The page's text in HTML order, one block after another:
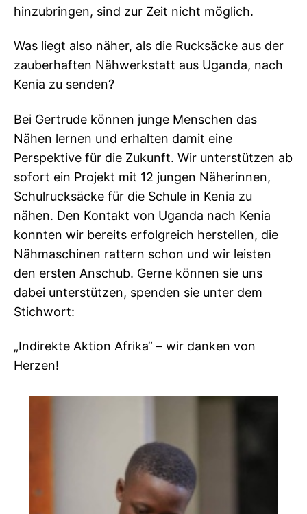
hinzubringen, sind zur Zeit nicht möglich.
Was liegt also näher, als die Rucksäcke aus der
zauberhaften Nähwerkstatt aus Uganda, nach
Kenia zu senden?
Bei Gertrude können junge Menschen das
Nähen lernen und erhalten damit eine
Perspektive für die Zukunft. Wir unterstützen ab
sofort ein Projekt mit 12 jungen Näherinnen,
Schulrucksäcke für die Schule in Kenia zu
nähen. Den Kontakt von Uganda nach Kenia
konnten wir bereits erfolgreich herstellen, die
Nähmaschinen rattern schon und wir leisten
den ersten Anschub. Gerne können sie uns
dabei unterstützen, spenden sie unter dem
Stichwort:
„Indirekte Aktion Afrika“ – wir danken von
Herzen!